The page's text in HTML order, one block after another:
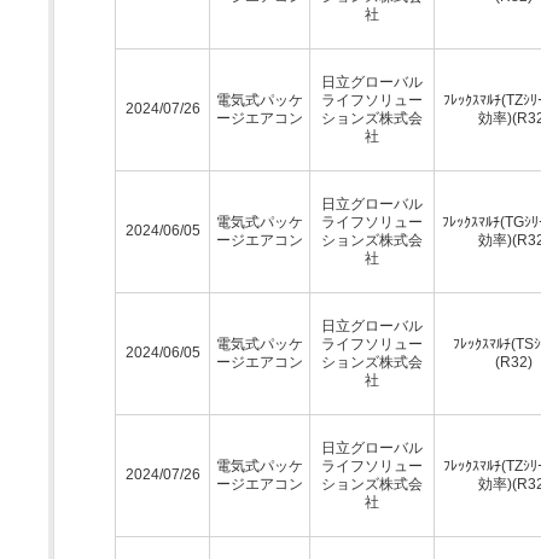
社
2024/07/26
電気式パッケ
ージエアコン
日立グローバル
ライフソリュー
ションズ株式会
社
ﾌﾚｯｸｽﾏﾙﾁ(TZｼ
効率
2024/06/05
電気式パッケ
ージエアコン
日立グローバル
ライフソリュー
ションズ株式会
社
ﾌﾚｯｸｽﾏﾙﾁ(TGｼ
効率
2024/06/05
電気式パッケ
ージエアコン
日立グローバル
ライフソリュー
ションズ株式会
社
ﾌﾚｯｸｽﾏﾙﾁ(TS
(R32)
2024/07/26
電気式パッケ
ージエアコン
日立グローバル
ライフソリュー
ションズ株式会
社
ﾌﾚｯｸｽﾏﾙﾁ(TZｼ
効率